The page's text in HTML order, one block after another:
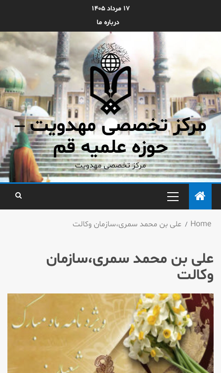
۱۷ مرداد ۱۴۰۵
درباره ما
مرکز تخصصی مهدویت –
حوزه علمیه قم
مرکز تخصصی مهدویت
Home علی بن محمد سمری،سازمان وكالت
علی بن محمد سمری،سازمان
وكالت